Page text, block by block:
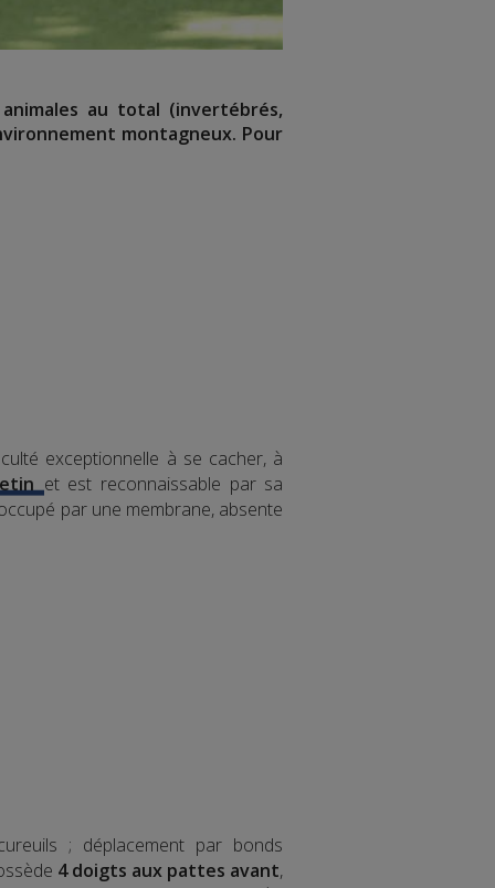
au total (invertébrés,
montagneux. Pour
exceptionnelle à se cacher, à
et est reconnaissable par sa
par une membrane, absente
; déplacement par bonds
4 doigts aux pattes avant,